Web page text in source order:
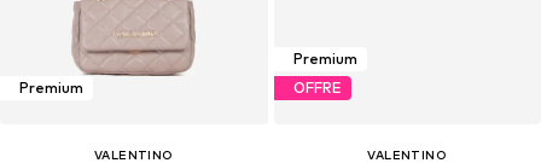
Premium
VALENTINO
Premium
OFFRE
VALENTINO